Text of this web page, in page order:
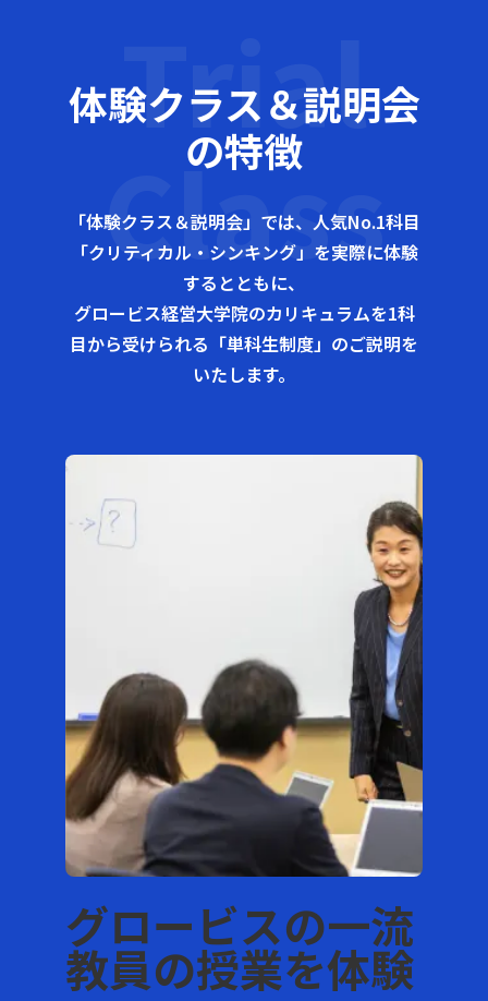
Trial
Class
体験クラス＆説明会
の特徴
「体験クラス＆説明会」では、人気No.1科目
「クリティカル・シンキング」を実際に体験
するとともに、
グロービス経営大学院のカリキュラムを1科
目から受けられる「単科生制度」のご説明を
いたします。
グロービスの一流
教員の授業を体験